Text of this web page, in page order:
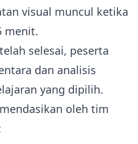
visual muncul ketika
menit.
selesai, peserta
dan analisis
yang dipilih.
oleh tim